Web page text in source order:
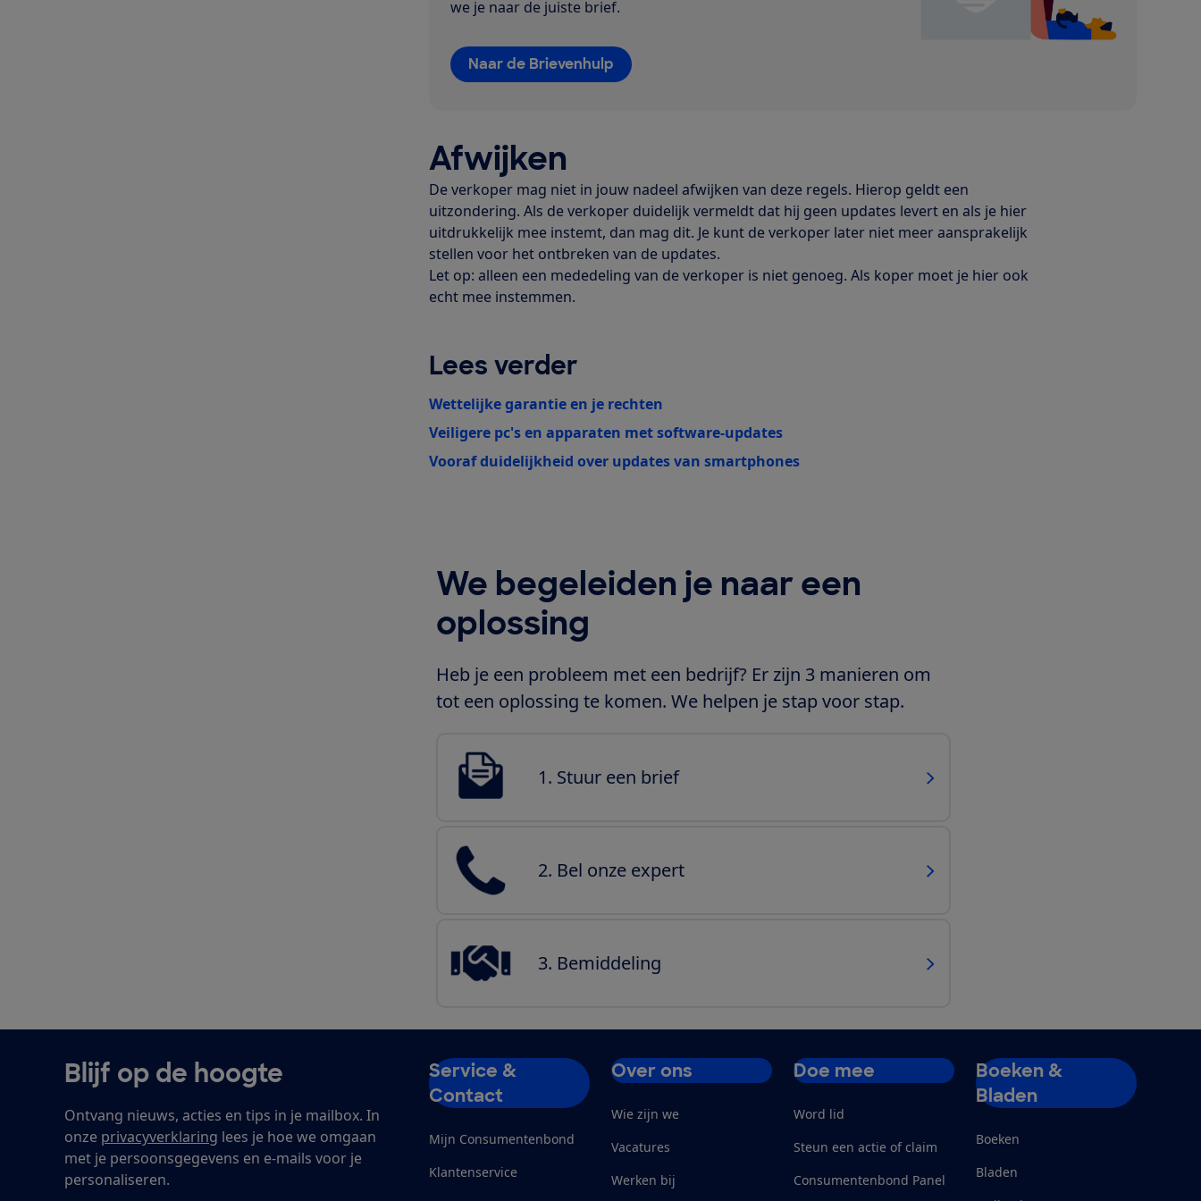
we je naar de juiste brief.
Naar de Brievenhulp
Afwijken
De verkoper mag niet in jouw nadeel afwijken van deze regels. Hierop geldt een
uitzondering. Als de verkoper duidelijk vermeldt dat hij geen updates levert en als je hier
uitdrukkelijk mee instemt, dan mag dit. Je kunt de verkoper later niet meer aansprakelijk
stellen voor het ontbreken van de updates.
Let op: alleen een mededeling van de verkoper is niet genoeg. Als koper moet je hier ook
echt mee instemmen.
Lees verder
Wettelijke garantie en je rechten
Veiligere pc's en apparaten met software-updates
Vooraf duidelijkheid over updates van smartphones
We begeleiden je naar een
oplossing
Heb je een probleem met een bedrijf? Er zijn 3 manieren om
tot een oplossing te komen. We helpen je stap voor stap.
1. Stuur een brief
2. Bel onze expert
3. Bemiddeling
Blijf op de hoogte
Ontvang nieuws, acties en tips in je mailbox. In
onze privacyverklaring lees je hoe we omgaan
met je persoonsgegevens en e-mails voor je
personaliseren.
Service &
Contact
Mijn Consumentenbond
Klantenservice
Over ons
Wie zijn we
Vacatures
Werken bij
Doe mee
Word lid
Steun een actie of claim
Consumentenbond Panel
Boeken &
Bladen
Boeken
Bladen